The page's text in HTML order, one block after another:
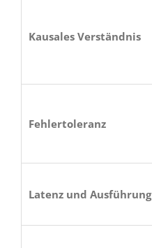
Kausales Verständnis
Fehlertoleranz
Latenz und Ausführung